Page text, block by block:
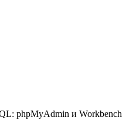
phpMyAdmin и Workbench